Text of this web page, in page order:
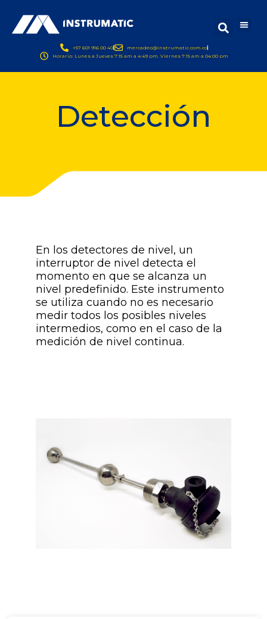
+57 601 916 00 40
mercadeo@instrumatic.com.co
Horario: Lunes a Jueves 7:15 am a 4:49 pm. Viernes 7:15 am a 04:00 pm
Detección
En los detectores de nivel, un
interruptor de nivel detecta el
momento en que se alcanza un
nivel predefinido. Este instrumento
se utiliza cuando no es necesario
medir todos los posibles niveles
intermedios, como en el caso de la
medición de nivel continua.